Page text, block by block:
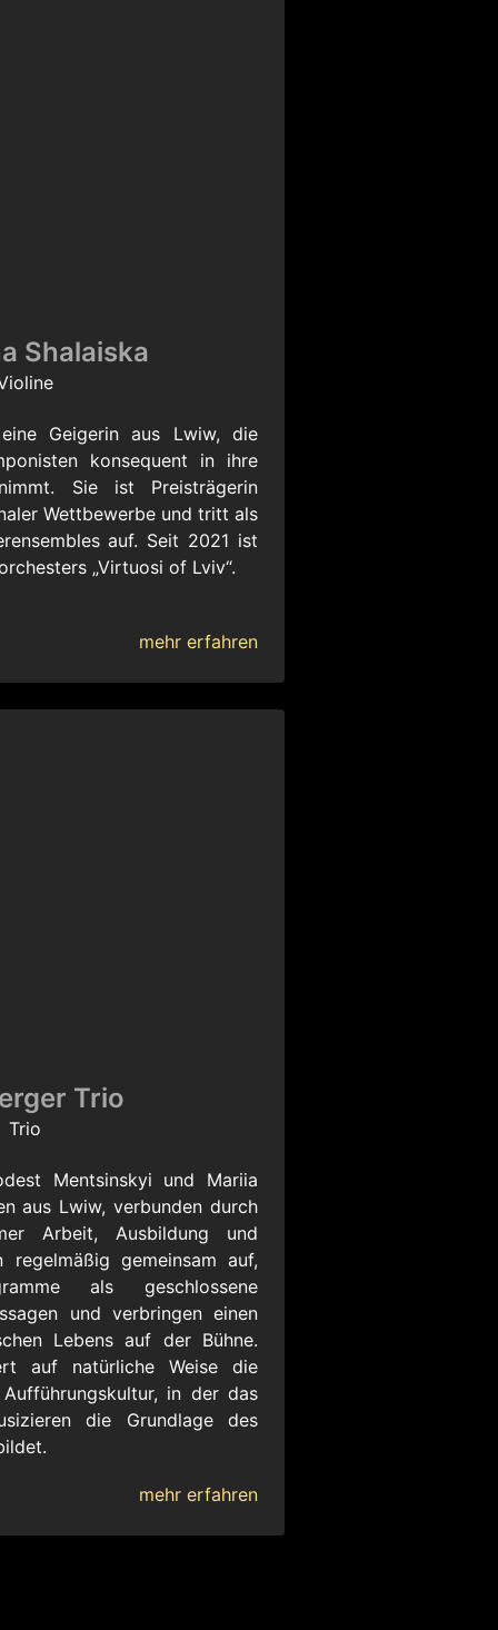
Shalaiska
Geigerin aus Lwiw, die
konsequent in ihre
Sie ist Preisträgerin
Wettbewerbe und tritt als
auf. Seit 2021 ist
„Virtuosi of Lviv“.
mehr erfahren
Trio
Trio
Mentsinskyi und Mariia
aus Lwiw, verbunden durch
Arbeit, Ausbildung und
regelmäßig gemeinsam auf,
als geschlossene
und verbringen einen
Lebens auf der Bühne.
auf natürliche Weise die
in der das
die Grundlage des
mehr erfahren